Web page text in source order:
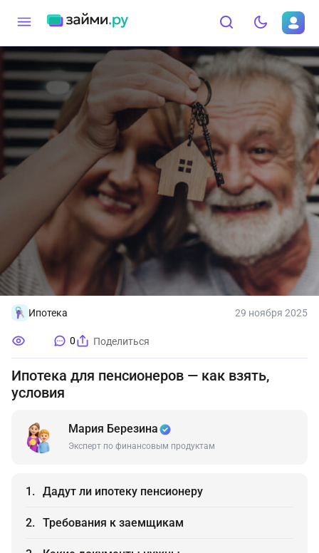
Ипотека 29 ноября 2025
0 Поделиться
Ипотека для пенсионеров — как взять,
условия
Мария Березина
Эксперт по финансовым продуктам
Дадут ли ипотеку пенсионеру
Требования к заемщикам